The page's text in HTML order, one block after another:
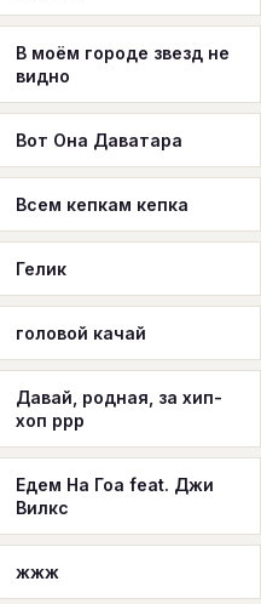
В моём городе звезд не
видно
Вот Она Даватара
Всем кепкам кепка
Гелик
головой качай
Давай, родная, за хип-
хоп ррр
Едем На Гоа feat. Джи
Вилкс
жжж